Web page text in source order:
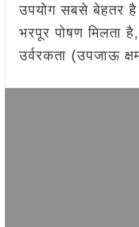
उपयोग सबसे बेहतर
भरपूर पोषण मिलता
उर्वरकता (उपजाऊ